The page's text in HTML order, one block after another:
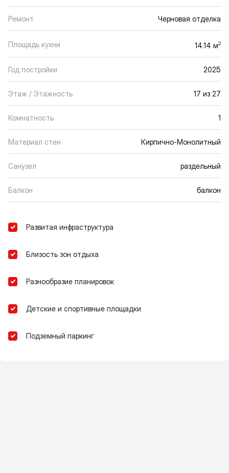
Ремонт Черновая отделка
Площадь кухни 14.14 м2
Год постройки 2025
Этаж / Этажность 17 из 27
Комнатность 1
Материал стен Кирпично-Монолитный
Санузел раздельный
Балкон балкон
Развитая инфраструктура
Близость зон отдыха
Разнообразие планировок
Детские и спортивные площадки
Подземный паркинг